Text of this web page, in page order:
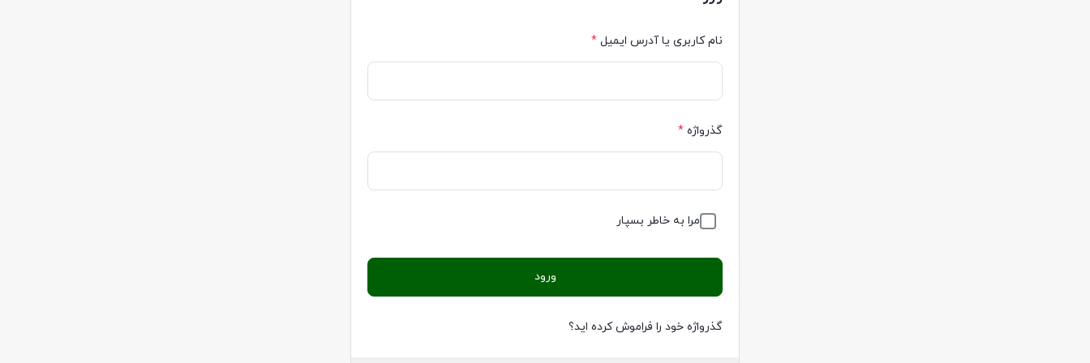
نام کاربری یا آدرس ایمیل *
گذرواژه *
مرا به خاطر بسپار
ورود
گذرواژه خود را فراموش کرده اید؟